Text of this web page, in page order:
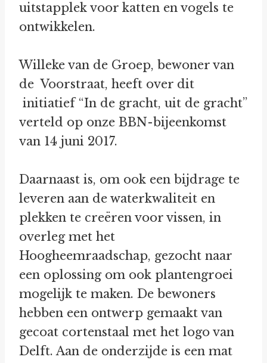
uitstapplek voor katten en vogels te
ontwikkelen.
Willeke van de Groep, bewoner van
de Voorstraat, heeft over dit
initiatief “In de gracht, uit de gracht”
verteld op onze BBN-bijeenkomst
van 14 juni 2017.
Daarnaast is, om ook een bijdrage te
leveren aan de waterkwaliteit en
plekken te creëren voor vissen, in
overleg met het
Hoogheemraadschap, gezocht naar
een oplossing om ook plantengroei
mogelijk te maken. De bewoners
hebben een ontwerp gemaakt van
gecoat cortenstaal met het logo van
Delft. Aan de onderzijde is een mat